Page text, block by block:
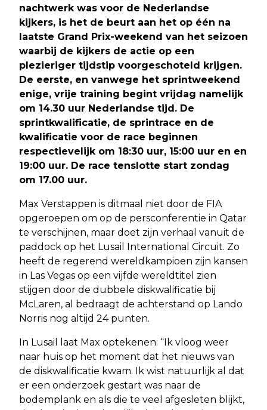
nachtwerk was voor de Nederlandse
kijkers, is het de beurt aan het op één na
laatste Grand Prix-weekend van het seizoen
waarbij de kijkers de actie op een
plezieriger tijdstip voorgeschoteld krijgen.
De eerste, en vanwege het sprintweekend
enige, vrije training begint vrijdag namelijk
om 14.30 uur Nederlandse tijd. De
sprintkwalificatie, de sprintrace en de
kwalificatie voor de race beginnen
respectievelijk om 18:30 uur, 15:00 uur en en
19:00 uur. De race tenslotte start zondag
om 17.00 uur.
Max Verstappen is ditmaal niet door de FIA
opgeroepen om op de persconferentie in Qatar
te verschijnen, maar doet zijn verhaal vanuit de
paddock op het Lusail International Circuit. Zo
heeft de regerend wereldkampioen zijn kansen
in Las Vegas op een vijfde wereldtitel zien
stijgen door de dubbele diskwalificatie bij
McLaren, al bedraagt de achterstand op Lando
Norris nog altijd 24 punten.
In Lusail laat Max optekenen: “Ik vloog weer
naar huis op het moment dat het nieuws van
de diskwalificatie kwam. Ik wist natuurlijk al dat
er een onderzoek gestart was naar de
bodemplank en als die te veel afgesleten blijkt,